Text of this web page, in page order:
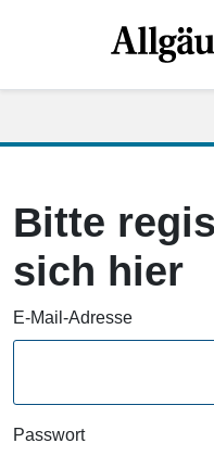
Bitte
sich hier
E-Mail-Adresse
Passwort